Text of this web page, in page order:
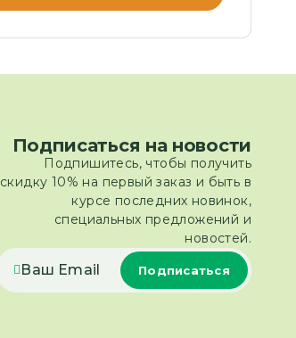
Подписаться на новости
Подпишитесь, чтобы получить
скидку 10% на первый заказ и быть в
курсе последних новинок,
специальных предложений и
новостей.